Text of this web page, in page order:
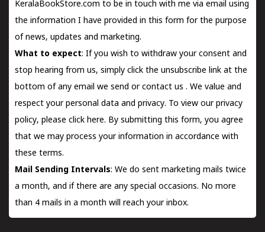
KeralaBookStore.com to be in touch with me via email using
the information I have provided in this form for the purpose
of news, updates and marketing.
What to expect: If you wish to withdraw your consent and
stop hearing from us, simply click the unsubscribe link at the
bottom of any email we send orcontact us . We value and
respect your personal data and privacy. To view our privacy
policy, please click here. By submitting this form, you agree
that we may process your information in accordance with
these terms.
Mail Sending Intervals: We do sent marketing mails twice
a month, and if there are any special occasions. No more
than 4 mails in a month will reach your inbox.